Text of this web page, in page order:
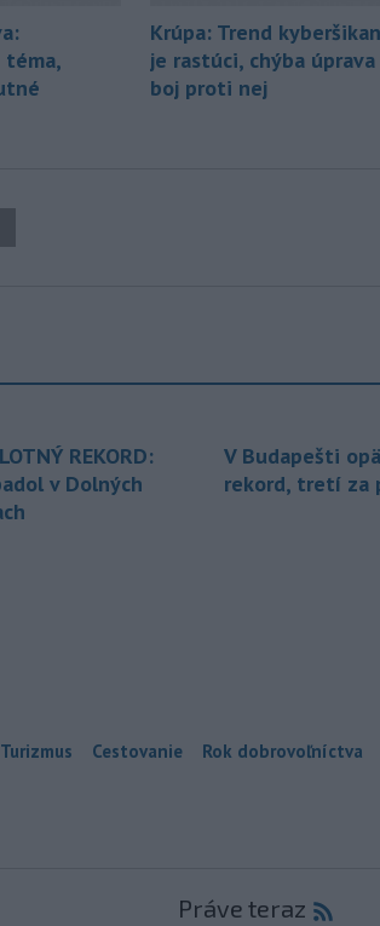
téma,
Krúpa: Trend
je rastúci, chýba úprava
boj proti nej
REKORD:
v Dolných
V Budapešti
rekord, tretí za
Turizmus Cestovanie Rok dobrovoľníctva
Práve teraz